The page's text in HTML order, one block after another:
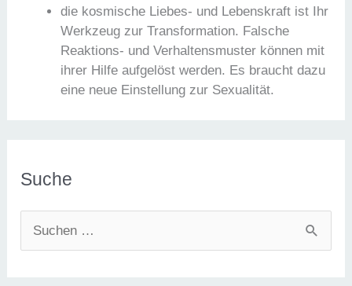
die kosmische Liebes- und Lebenskraft ist Ihr
Werkzeug zur Transformation. Falsche
Reaktions- und Verhaltensmuster können mit
ihrer Hilfe aufgelöst werden. Es braucht dazu
eine neue Einstellung zur Sexualität.
Suche
u